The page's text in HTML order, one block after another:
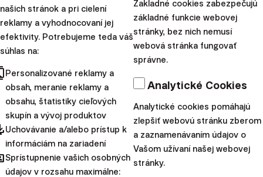
„Urobím to...
Klaudia
Sibielak
| 30. septembra
2025
Dámy, poďme
investovať!
Financie, kapitálové trhy,
investície. Ešte donedávna
našich stránok a pri cielení
reklamy a vyhodnocovaní jej
efektivity. Potrebujeme teda váš
súhlas na:
Personalizované reklamy a
obsah, meranie reklamy a
obsahu, štatistiky cieľových
skupín a vývoj produktov
Uchovávanie a/alebo prístup k
informáciám na zariadení
Sprístupnenie vašich osobných
údajov v rozsahu maximálne:
Zakladné cookies zabezpečujú
základné funkcie webovej
stránky, bez nich nemusí
webová stránka fungovať
správne.
Analytické Cookies
Analytické cookies pomáhajú
zlepšiť webovú stránku zberom
a zaznamenávaním údajov o
Vašom užívaní našej webovej
stránky.